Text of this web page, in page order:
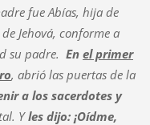
fue Abías, hija de
Jehová, conforme a
su padre. En el primer
, abrió las puertas de la
a los sacerdotes y
Yles dijo: ¡Oídme,